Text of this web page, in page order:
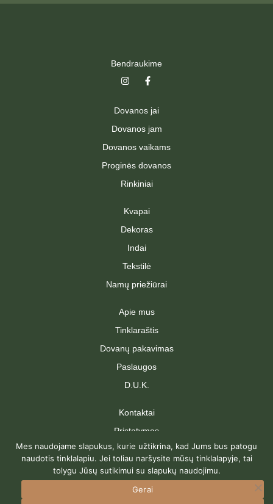
Bendraukime
I
n
a
r
m
F
a
b
o
-
Dovanos jai
Dovanos jam
Dovanos vaikams
Proginės dovanos
Rinkiniai
Kvapai
Dekoras
Indai
Tekstilė
Namų priežiūrai
Apie mus
Tinklaraštis
Dovanų pakavimas
Paslaugos
D.U.K.
Kontaktai
Pristatymas
Grąžinimas
Pirkimo taisyklės
Privatumo politika
Mes naudojame slapukus, kurie užtikrina, kad Jums bus patogu
naudotis tinklalapiu. Jei toliau naršysite mūsų tinklalapyje, tai
tolygu Jūsų sutikimui su slapukų naudojimu.
Gerai